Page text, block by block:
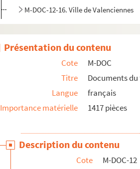
M-DOC-12-16. Ville de Valenciennes
Présentation du contenu
Cote
M-DOC
Titre
Documents
Langue
français
Importance matérielle
1417 pièces
Description du contenu
Cote
M-DOC-12